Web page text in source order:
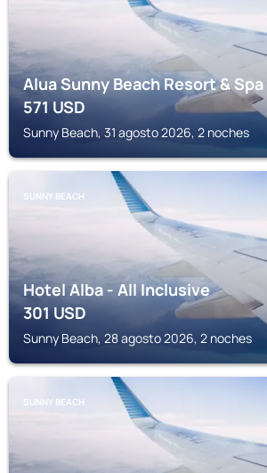
Alua Sunny Beach Resort & Spa
571USD
Sunny Beach, 31 agosto 2026, 2 noches
SUNNY BEACH
Hotel Alba - All Inclusive
301USD
Sunny Beach, 28 agosto 2026, 2 noches
SUNNY BEACH